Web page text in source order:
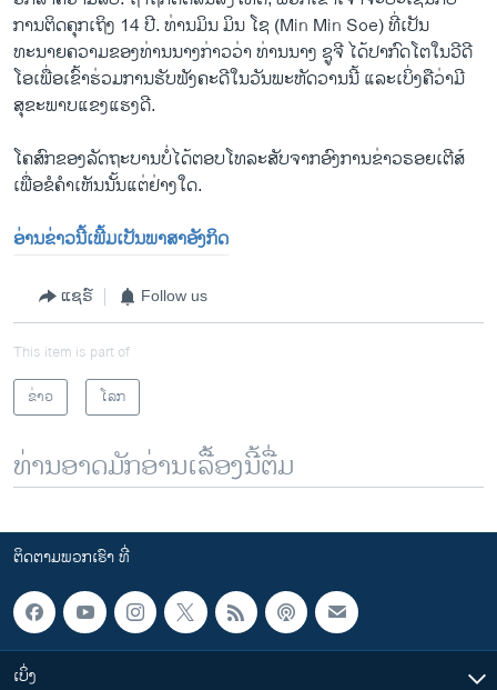
ການຕິດຄຸກເຖິງ 14 ປີ. ທ່ານມິນ ມິນ ໂຊ (Min Min Soe) ທີ່ເປັນ
ທະນາຍຄວາມຂອງທ່ານນາງກ່າວວ່າ ທ່ານນາງ ຊູຈີ ໄດ້ປາກົດໂຕໃນວີດີ
ໂອເພື່ອເຂົ້າຮ່ວມການຮັບຟັງຄະດີໃນວັນພະຫັດວານນີ້ ແລະເບິ່ງຄືວ່າມີ
ສຸຂະພາບແຂງແຮງດີ.
ໂຄສົກຂອງລັດຖະບານບໍ່ໄດ້ຕອບໂທລະສັບຈາກອົງການຂ່າວຣອຍເຕີສ໌
ເພື່ອຂໍຄຳເຫັນນັ້ນແຕ່ຢ່າງໃດ.
ອ່ານຂ່າວນີ້ເພີ້ມເປັນພາສາອັງກິດ
ແຊຣ໌ Follow us
This item is part of
ຂ່າວ
ໂລກ
ທ່ານອາດມັກອ່ານເລື້ອງນີ້ຕື່ມ
ຕິດຕາມພວກເຮົາ ທີ່
ເບິ່ງ